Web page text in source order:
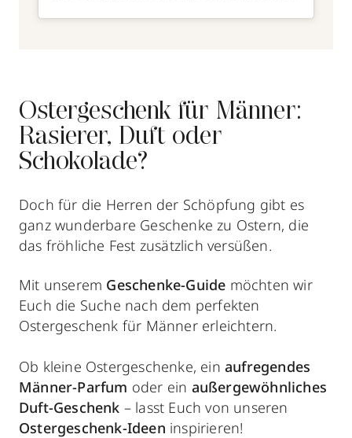
Ostergeschenk für Männer:
Rasierer, Duft oder
Schokolade?
Doch für die Herren der Schöpfung gibt es
ganz wunderbare Geschenke zu Ostern, die
das fröhliche Fest zusätzlich versüßen.
Mit unserem Geschenke-Guide möchten wir
Euch die Suche nach dem perfekten
Ostergeschenk für Männer erleichtern.
Ob kleine Ostergeschenke, ein aufregendes
Männer-Parfum oder ein außergewöhnliches
Duft-Geschenk – lasst Euch von unseren
Ostergeschenk-Ideen inspirieren!